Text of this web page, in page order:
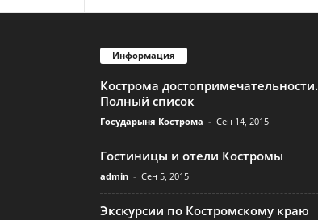
Информация
Кострома достопримечательности.
Полный список
Государыня Кострома - Сен 14, 2015
Гостиницы и отели Костромы
admin - Сен 5, 2015
Экскурсии по Костромскому краю